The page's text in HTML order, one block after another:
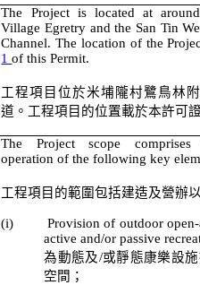
The Project is located at
VillageEgretry and the San Tin
Channel. The location of the
1of this Permit.
工程項目位於米埔隴村鷺鳥林
道。工程項目的位置載於本許可證
The Project scope comprises
operation of the following key
工程項目的範圍包括建造及營辦
(i)
Provision of outdoor
active and/or passive
為動態及/或靜態康樂設
空間；